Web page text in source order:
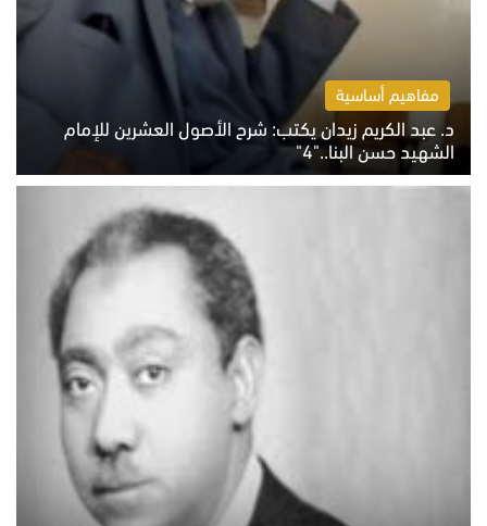
مفاهيم أساسية
د. عبد الكريم زيدان يكتب: شرح الأصول العشرين للإمام
الشهيد حسن البنا.."4"
الخميس 6 أغسطس 2026 10:27 ص